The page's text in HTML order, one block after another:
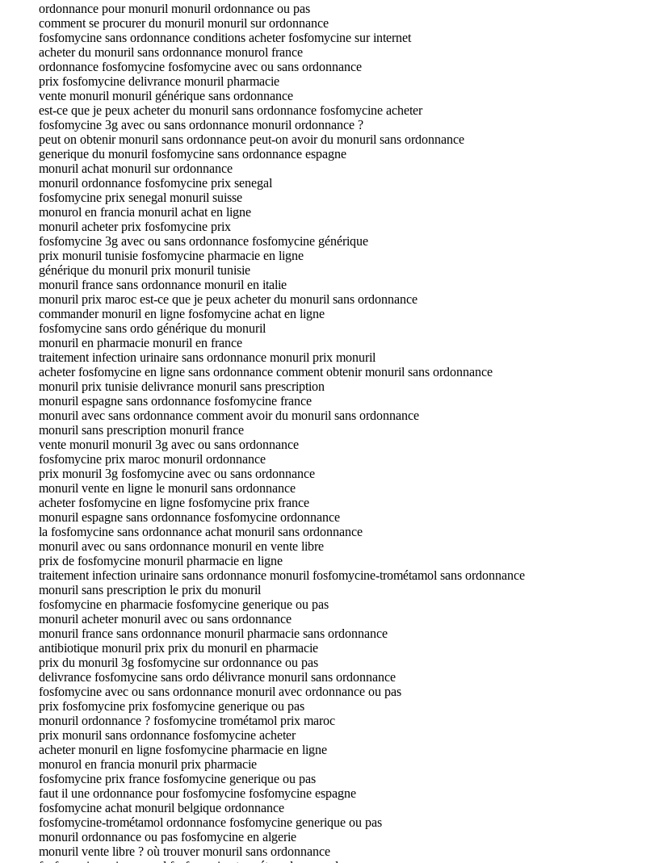
ordonnance pour monuril monuril ordonnance ou pas
comment se procurer du monuril monuril sur ordonnance
fosfomycine sans ordonnance conditions acheter fosfomycine sur internet
acheter du monuril sans ordonnance monurol france
ordonnance fosfomycine fosfomycine avec ou sans ordonnance
prix fosfomycine delivrance monuril pharmacie
vente monuril monuril générique sans ordonnance
est-ce que je peux acheter du monuril sans ordonnance fosfomycine acheter
fosfomycine 3g avec ou sans ordonnance monuril ordonnance ?
peut on obtenir monuril sans ordonnance peut-on avoir du monuril sans ordonnance
generique du monuril fosfomycine sans ordonnance espagne
monuril achat monuril sur ordonnance
monuril ordonnance fosfomycine prix senegal
fosfomycine prix senegal monuril suisse
monurol en francia monuril achat en ligne
monuril acheter prix fosfomycine prix
fosfomycine 3g avec ou sans ordonnance fosfomycine générique
prix monuril tunisie fosfomycine pharmacie en ligne
générique du monuril prix monuril tunisie
monuril france sans ordonnance monuril en italie
monuril prix maroc est-ce que je peux acheter du monuril sans ordonnance
commander monuril en ligne fosfomycine achat en ligne
fosfomycine sans ordo générique du monuril
monuril en pharmacie monuril en france
traitement infection urinaire sans ordonnance monuril prix monuril
acheter fosfomycine en ligne sans ordonnance comment obtenir monuril sans ordonnance
monuril prix tunisie delivrance monuril sans prescription
monuril espagne sans ordonnance fosfomycine france
monuril avec sans ordonnance comment avoir du monuril sans ordonnance
monuril sans prescription monuril france
vente monuril monuril 3g avec ou sans ordonnance
fosfomycine prix maroc monuril ordonnance
prix monuril 3g fosfomycine avec ou sans ordonnance
monuril vente en ligne le monuril sans ordonnance
acheter fosfomycine en ligne fosfomycine prix france
monuril espagne sans ordonnance fosfomycine ordonnance
la fosfomycine sans ordonnance achat monuril sans ordonnance
monuril avec ou sans ordonnance monuril en vente libre
prix de fosfomycine monuril pharmacie en ligne
traitement infection urinaire sans ordonnance monuril fosfomycine-trométamol sans ordonnance
monuril sans prescription le prix du monuril
fosfomycine en pharmacie fosfomycine generique ou pas
monuril acheter monuril avec ou sans ordonnance
monuril france sans ordonnance monuril pharmacie sans ordonnance
antibiotique monuril prix prix du monuril en pharmacie
prix du monuril 3g fosfomycine sur ordonnance ou pas
delivrance fosfomycine sans ordo délivrance monuril sans ordonnance
fosfomycine avec ou sans ordonnance monuril avec ordonnance ou pas
prix fosfomycine prix fosfomycine generique ou pas
monuril ordonnance ? fosfomycine trométamol prix maroc
prix monuril sans ordonnance fosfomycine acheter
acheter monuril en ligne fosfomycine pharmacie en ligne
monurol en francia monuril prix pharmacie
fosfomycine prix france fosfomycine generique ou pas
faut il une ordonnance pour fosfomycine fosfomycine espagne
fosfomycine achat monuril belgique ordonnance
fosfomycine-trométamol ordonnance fosfomycine generique ou pas
monuril ordonnance ou pas fosfomycine en algerie
monuril vente libre ? où trouver monuril sans ordonnance